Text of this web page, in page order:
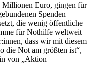
Millionen Euro, gingen für
Spenden
die wenig öffentliche
für Nothilfe weltweit
dass wir mit diesem
die Not am größten ist“,
von „Aktion